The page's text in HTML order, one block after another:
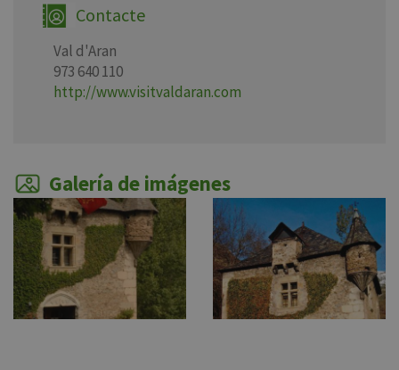
Contacte
Val d'Aran
973 640 110
http://www.visitvaldaran.com
Galería de imágenes